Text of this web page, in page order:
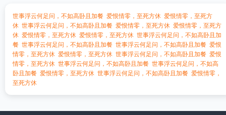
世事浮云何足问，不如高卧且加餐 爱恨情零，至死方休 爱恨情零，至死方
休 世事浮云何足问，不如高卧且加餐 爱恨情零，至死方休 爱恨情零，至死方
休 爱恨情零，至死方休 爱恨情零，至死方休 世事浮云何足问，不如高卧且加
餐 世事浮云何足问，不如高卧且加餐 世事浮云何足问，不如高卧且加餐 爱恨
情零，至死方休 爱恨情零，至死方休 世事浮云何足问，不如高卧且加餐 爱恨
情零，至死方休 世事浮云何足问，不如高卧且加餐 世事浮云何足问，不如高
卧且加餐 爱恨情零，至死方休 世事浮云何足问，不如高卧且加餐 爱恨情零，
至死方休